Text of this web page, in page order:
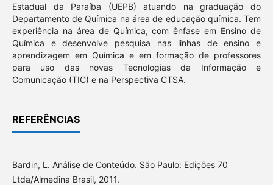
Estadual da Paraíba (UEPB) atuando na graduação do
Departamento de Química na área de educação química. Tem
experiência na área de Química, com ênfase em Ensino de
Química e desenvolve pesquisa nas linhas de ensino e
aprendizagem em Química e em formação de professores
para uso das novas Tecnologias da Informação e
Comunicação (TIC) e na Perspectiva CTSA.
REFERÊNCIAS
Bardin, L. Análise de Conteúdo. São Paulo: Edições 70
Ltda/Almedina Brasil, 2011.